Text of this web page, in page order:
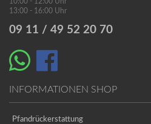
13:00 - 16:00 Uhr
09 11 / 49 52 20 70
INFORMATIONEN SHOP
Pfandrückerstattung